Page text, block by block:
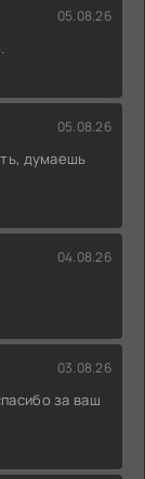
05.08.26
05.08.26
думаешь
04.08.26
03.08.26
за ваш